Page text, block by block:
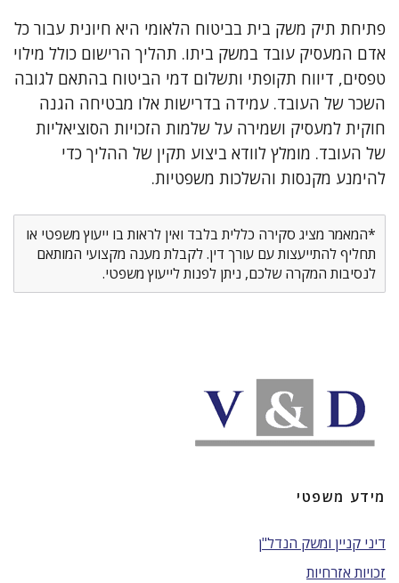
פתיחת תיק משק בית בביטוח הלאומי היא חיונית עבור כל
אדם המעסיק עובד במשק ביתו. תהליך הרישום כולל מילוי
טפסים, דיווח תקופתי ותשלום דמי הביטוח בהתאם לגובה
השכר של העובד. עמידה בדרישות אלו מבטיחה הגנה
חוקית למעסיק ושמירה על שלמות הזכויות הסוציאליות
של העובד. מומלץ לוודא ביצוע תקין של ההליך כדי
להימנע מקנסות והשלכות משפטיות.
*המאמר מציג סקירה כללית בלבד ואין לראות בו ייעוץ משפטי או
תחליף להתייעצות עם עורך דין. לקבלת מענה מקצועי המותאם
לנסיבות המקרה שלכם, ניתן לפנות לייעוץ משפטי.
מידע משפטי
דיני קניין ומשק הנדל"ן
זכויות אזרחיות